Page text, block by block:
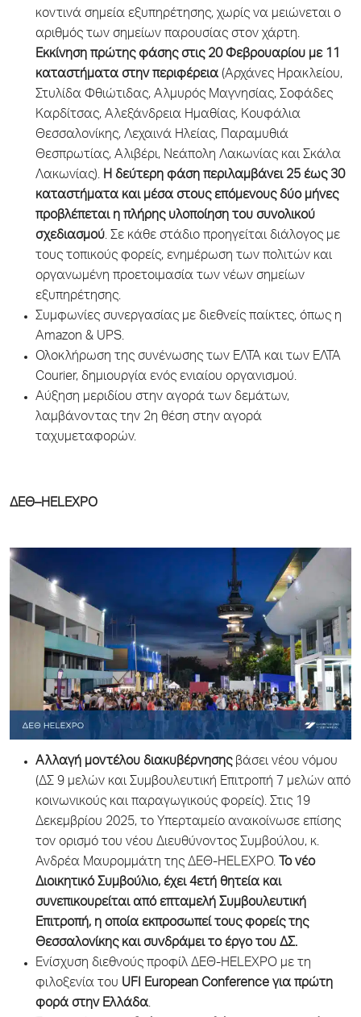
κοντινά σημεία εξυπηρέτησης, χωρίς να μειώνεται ο
αριθμός των σημείων παρουσίας στον χάρτη.
Εκκίνηση πρώτης φάσης στις 20 Φεβρουαρίου με 11
καταστήματα στην περιφέρεια (Αρχάνες Ηρακλείου,
Στυλίδα Φθιώτιδας, Αλμυρός Μαγνησίας, Σοφάδες
Καρδίτσας, Αλεξάνδρεια Ημαθίας, Κουφάλια
Θεσσαλονίκης, Λεχαινά Ηλείας, Παραμυθιά
Θεσπρωτίας, Αλιβέρι, Νεάπολη Λακωνίας και Σκάλα
Λακωνίας). Η δεύτερη φάση περιλαμβάνει 25 έως 30
καταστήματα και μέσα στους επόμενους δύο μήνες
προβλέπεται η πλήρης υλοποίηση του συνολικού
σχεδιασμού. Σε κάθε στάδιο προηγείται διάλογος με
τους τοπικούς φορείς, ενημέρωση των πολιτών και
οργανωμένη προετοιμασία των νέων σημείων
εξυπηρέτησης.
Συμφωνίες συνεργασίας με διεθνείς παίκτες, όπως η
Amazon & UPS.
Ολοκλήρωση της συνένωσης των ΕΛΤΑ και των ΕΛΤΑ
Courier, δημιουργία ενός ενιαίου οργανισμού.
Αύξηση μεριδίου στην αγορά των δεμάτων,
λαμβάνοντας την 2η θέση στην αγορά
ταχυμεταφορών.
ΔΕΘ–HELEXPO
Αλλαγή μοντέλου διακυβέρνησηςβάσει νέου νόμου
(ΔΣ 9 μελών και Συμβουλευτική Επιτροπή 7 μελών από
κοινωνικούς και παραγωγικούς φορείς). Στις 19
Δεκεμβρίου 2025, το Υπερταμείο ανακοίνωσε επίσης
τον ορισμό του νέου Διευθύνοντος Συμβούλου, κ.
Ανδρέα Μαυρομμάτη της ΔΕΘ-HELEXPO. Το νέο
Διοικητικό Συμβούλιο, έχει 4ετή θητεία και
συνεπικουρείται από επταμελή Συμβουλευτική
Επιτροπή, η οποία εκπροσωπεί τους φορείς της
Θεσσαλονίκης και συνδράμει το έργο του ΔΣ.
Ενίσχυση διεθνούς προφίλ ΔΕΘ-HELEXPO με τη
φιλοξενία του UFI European Conference για πρώτη
φορά στην Ελλάδα.